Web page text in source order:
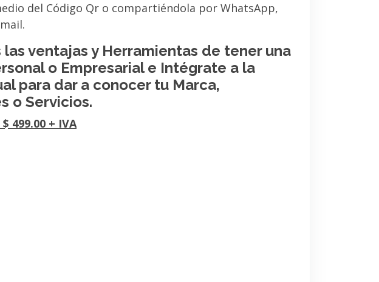
del Código Qr o compartiéndola por WhatsApp,
ventajas y Herramientas de tener una
o Empresarial e Intégrate a la
para dar a conocer tu Marca,
o Servicios.
499.00 + IVA